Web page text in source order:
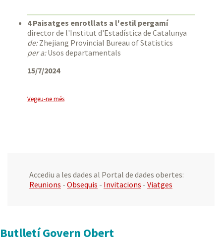
4 Paisatges enrotllats a l'estil pergamí
director de l'Institut d'Estadística de Catalunya
de:Zhejiang Provincial Bureau of Statistics
per a:Usos departamentals
15/7/2024
Vegeu-ne més
Accediu a les dades al Portal de dades obertes:
Reunions - Obsequis - Invitacions - Viatges
Butlletí Govern Obert